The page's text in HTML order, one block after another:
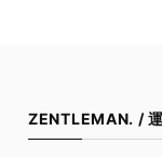
ZENTLEMAN. /